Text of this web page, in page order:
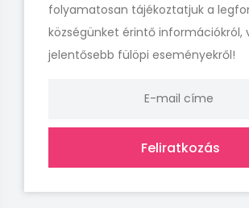
folyamatosan tájékoztatjuk a
községünket érintő információkról,
jelentősebb fülöpi eseményekről!
Feliratkozás